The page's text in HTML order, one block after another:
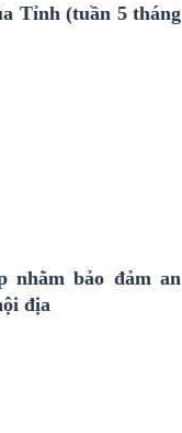
Tỉnh (tuần 5 tháng
nhằm bảo đảm an
địa